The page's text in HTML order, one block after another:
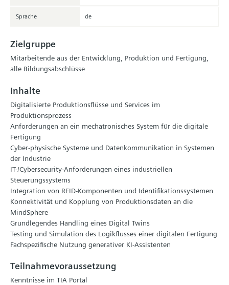
Sprache de
Zielgruppe
Mitarbeitende aus der Entwicklung, Produktion und Fertigung,
alle Bildungsabschlüsse
Inhalte
Digitalisierte Produktionsflüsse und Services im
Produktionsprozess
Anforderungen an ein mechatronisches System für die digitale
Fertigung
Cyber-physische Systeme und Datenkommunikation in Systemen
der Industrie
IT-/Cybersecurity-Anforderungen eines industriellen
Steuerungssystems
Integration von RFID-Komponenten und Identifikationssystemen
Konnektivität und Kopplung von Produktionsdaten an die
MindSphere
Grundlegendes Handling eines Digital Twins
Testing und Simulation des Logikflusses einer digitalen Fertigung
Fachspezifische Nutzung generativer KI-Assistenten
Teilnahmevoraussetzung
Kenntnisse im TIA Portal